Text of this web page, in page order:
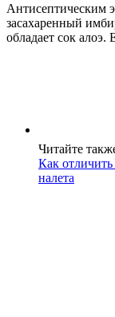
Антисептическим
засахаренный
обладает сок
Читайте
Как
налета